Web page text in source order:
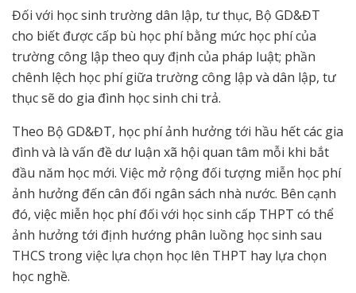
Đối với học sinh trường dân lập, tư thục, Bộ GD&ĐT
cho biết được cấp bù học phí bằng mức học phí của
trường công lập theo quy định của pháp luật; phần
chênh lệch học phí giữa trường công lập và dân lập, tư
thục sẽ do gia đình học sinh chi trả.
Theo Bộ GD&ĐT, học phí ảnh hưởng tới hầu hết các gia
đình và là vấn đề dư luận xã hội quan tâm mỗi khi bắt
đầu năm học mới. Việc mở rộng đối tượng miễn học phí
ảnh hưởng đến cân đối ngân sách nhà nước. Bên cạnh
đó, việc miễn học phí đối với học sinh cấp THPT có thể
ảnh hưởng tới định hướng phân luồng học sinh sau
THCS trong việc lựa chọn học lên THPT hay lựa chọn
học nghề.